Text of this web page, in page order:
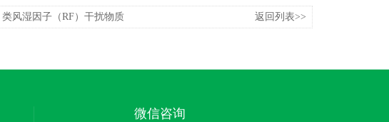
类风湿因子（RF）干扰物质 返回列表>>
微信咨询